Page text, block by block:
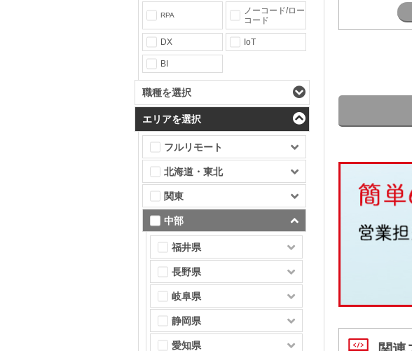
RPA
ノーコード/ロー
コード
DX IoT
BI
職種を選択
エリアを選択
フルリモート
北海道・東北
関東
中部
福井県
長野県
岐阜県
静岡県
愛知県